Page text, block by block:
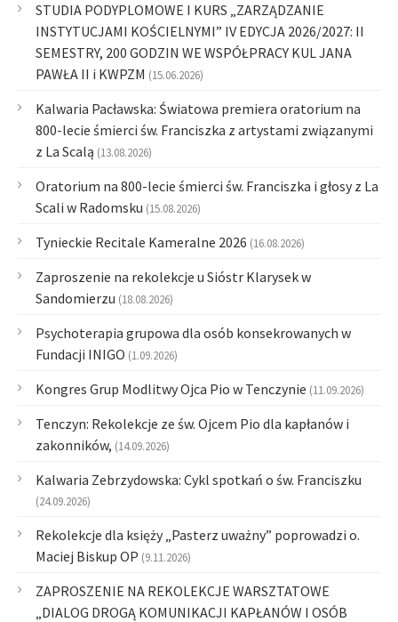
STUDIA PODYPLOMOWE I KURS „ZARZĄDZANIE
INSTYTUCJAMI KOŚCIELNYMI” IV EDYCJA 2026/2027: II
SEMESTRY, 200 GODZIN WE WSPÓŁPRACY KUL JANA
PAWŁA II i KWPZM (15.06.2026)
Kalwaria Pacławska: Światowa premiera oratorium na
800-lecie śmierci św. Franciszka z artystami związanymi
z La Scalą (13.08.2026)
Oratorium na 800-lecie śmierci św. Franciszka i głosy z La
Scali w Radomsku (15.08.2026)
Tynieckie Recitale Kameralne 2026 (16.08.2026)
Zaproszenie na rekolekcje u Sióstr Klarysek w
Sandomierzu (18.08.2026)
Psychoterapia grupowa dla osób konsekrowanych w
Fundacji INIGO (1.09.2026)
Kongres Grup Modlitwy Ojca Pio w Tenczynie (11.09.2026)
Tenczyn: Rekolekcje ze św. Ojcem Pio dla kapłanów i
zakonników, (14.09.2026)
Kalwaria Zebrzydowska: Cykl spotkań o św. Franciszku
(24.09.2026)
Rekolekcje dla księży „Pasterz uważny” poprowadzi o.
Maciej Biskup OP (9.11.2026)
ZAPROSZENIE NA REKOLEKCJE WARSZTATOWE
„DIALOG DROGĄ KOMUNIKACJI KAPŁANÓW I OSÓB